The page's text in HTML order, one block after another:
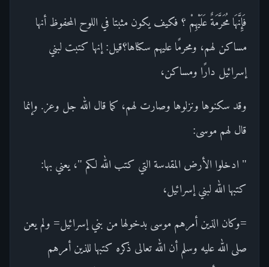
فَإِنَّهَا مُحَرَّمَةٌ عَلَيْهِمْ ؟ فكيف يكون مثبتا في اللوح المحفوظ أنها
مساكن لهم، ومحرمًا عليهم سكناها؟قيل: إنها كتبت لبني
إسرائيل دارًا ومساكن،
وقد سكنوها ونزلوها وصارت لهم، كما قال الله جل وعز. وإنما
قال لهم موسى:
" ادخلوا الأرض المقدسة التي كتب الله لكم "، يعني بها:
كتبها الله لبني إسرائيل،
=وكان الذين أمرهم موسى بدخولها من بني إسرائيل= ولم يعن
صلى الله عليه وسلم أن الله تعالى ذكره كتبها للذين أمرهم